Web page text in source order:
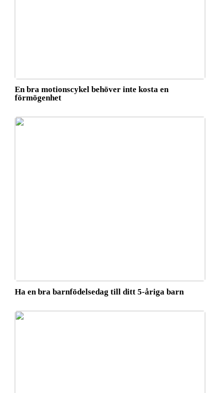
En bra motionscykel behöver inte kosta en
förmögenhet
Ha en bra barnfödelsedag till ditt 5-åriga barn